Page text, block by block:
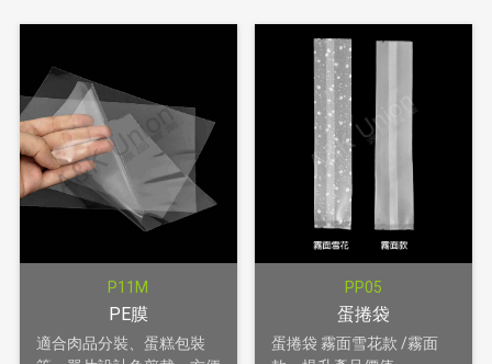
P11M
PE膜
適合肉品分裝、蛋糕包裝
PP05
蛋捲袋
蛋捲袋 霧面雪花款 /霧面